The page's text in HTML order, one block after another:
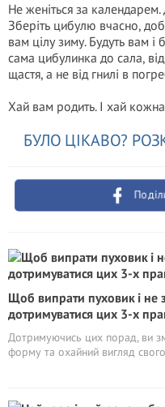
Не женіться за
Зберіть цибулю вчасно,
вам цілу зиму. Будуть вам і
сама цибулинка до сала,
щастя, а не від гнилі в
Хай вам родить. І хай
БУЛО ЦІКАВО?
Щоб випрати пуховик і не
дотримуватися цих 3-х
Дотримуючись цих порад, ви
форму та охайний вигляд